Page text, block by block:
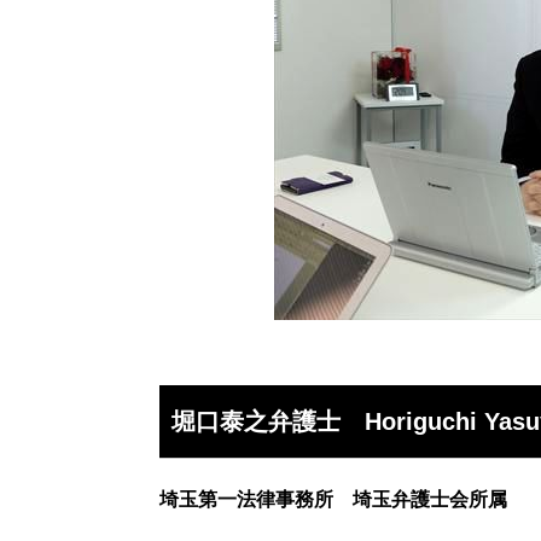
堀口泰之弁護士 Horiguchi
埼玉第一法律事務所 埼玉弁護士会所属